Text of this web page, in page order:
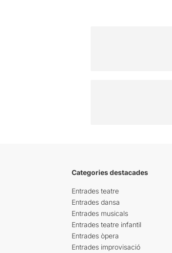
Categories destacades
Entrades teatre
Entrades dansa
Entrades musicals
Entrades teatre infantil
Entrades òpera
Entrades improvisació